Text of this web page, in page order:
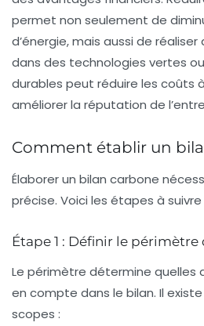
permet non seulement de
d’énergie, mais aussi de
dans des technologies vertes
durables peut réduire les coûts
améliorer la réputation de
Comment établir un
Élaborer un bilan carbone
précise. Voici les étapes à suivre
Étape 1 : Définir le périmètre
Le périmètre détermine quelles
en compte dans le bilan. Il
scopes :